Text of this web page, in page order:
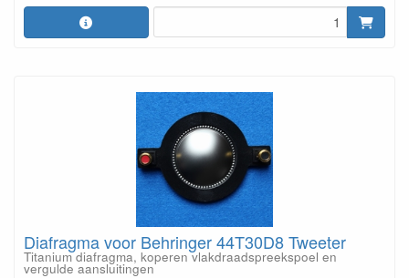
Diafragma voor Behringer 44T30D8 Tweeter
Titanium diafragma, koperen vlakdraadspreekspoel en
vergulde aansluitingen